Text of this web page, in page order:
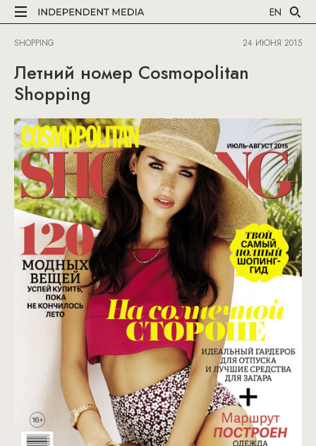
EN
SHOPPING 24 ИЮНЯ 2015
Летний номер Cosmopolitan
Shopping